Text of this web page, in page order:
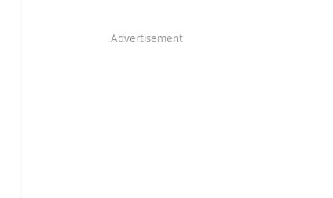
Advertisement